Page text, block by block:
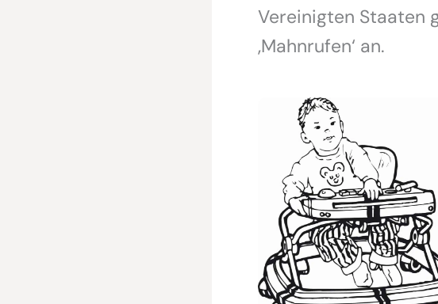
Vereinigten Staaten
‚Mahnrufen‘ an.